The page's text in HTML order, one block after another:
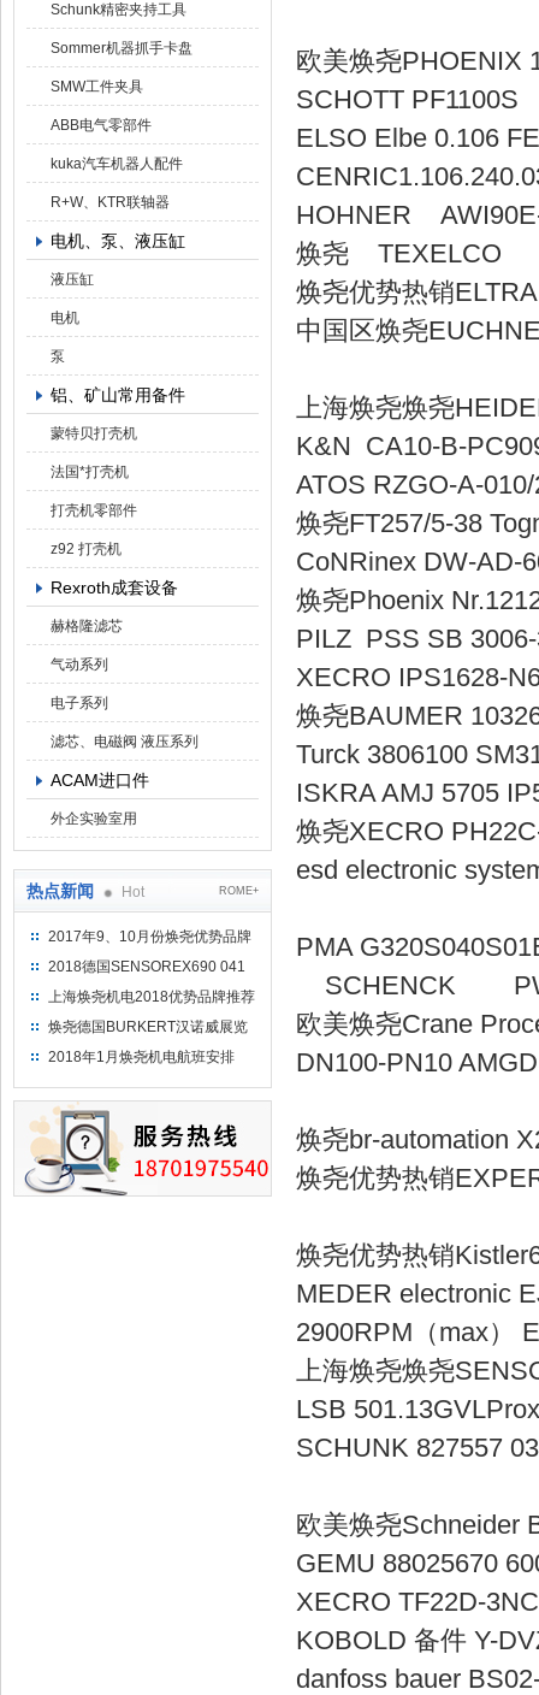
Schunk精密夹持工具
Sommer机器抓手卡盘
SMW工件夹具
ABB电气零部件
kuka汽车机器人配件
R+W、KTR联轴器
电机、泵、液压缸
液压缸
电机
泵
铝、矿山常用备件
蒙特贝打壳机
法国*打壳机
打壳机零部件
z92 打壳机
Rexroth成套设备
赫格隆滤芯
气动系列
电子系列
滤芯、电磁阀 液压系列
ACAM进口件
外企实验室用
热点新闻 Hot ROME+
2017年9、10月份焕尧优势品牌
推荐
2018德国SENSOREX690 041
415 D
上海焕尧机电2018优势品牌推荐
焕尧德国BURKERT汉诺威展览
（2018）
2018年1月焕尧机电航班安排
欧美焕尧
SCHOTT
ELSO Elbe 0.106
HOHNER
焕尧
焕尧优势热销
中国区焕尧
上海焕尧焕尧
K&N
ATOS
焕尧FT257/
CoNRinex
焕尧
PILZ PSS
XECRO
焕尧BAUMER
Turck
ISKRA AMJ
焕尧XECRO
esd electronic
PMA
欧美焕尧Crane
DN100-PN10
焕尧br-
焕尧优势热
焕尧优势热销
MEDER electronic
2900RPM（
上海焕尧焕尧
LSB
SCHUNK 827557
欧美焕尧
GEMU
XECRO
KOBOLD 备
danfoss bauer